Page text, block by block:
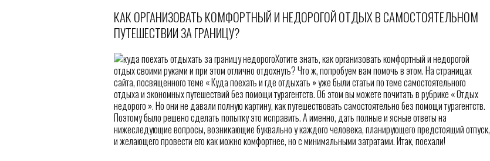
КАК ОРГАНИЗОВАТЬ КОМФОРТНЫЙ И НЕДОРОГОЙ ОТДЫХ В САМОСТОЯТЕЛЬНОМ
ПУТЕШЕСТВИИ ЗА ГРАНИЦУ?
Хотите знать, как организовать комфортный и недорогой
отдых своими руками и при этом отлично отдохнуть? Что ж, попробуем вам помочь в этом. На страницах
сайта, посвященного теме « Куда поехать и где отдыхать » уже были статьи по теме самостоятельного
отдыха и экономных путешествий без помощи турагентств. Об этом вы можете почитать в рубрике « Отдых
недорого ». Но они не давали полную картину, как путешествовать самостоятельно без помощи турагентств.
Поэтому было решено сделать попытку это исправить. А именно, дать полные и ясные ответы на
нижеследующие вопросы, возникающие буквально у каждого человека, планирующего предстоящий отпуск,
и желающего провести его как можно комфортнее, но с минимальными затратами. Итак, поехали!